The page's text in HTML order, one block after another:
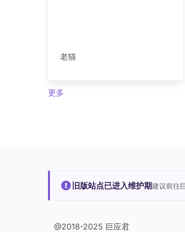
老猫
更多
旧版站点已进入维护期建议前往
@2018-2025 巨应君